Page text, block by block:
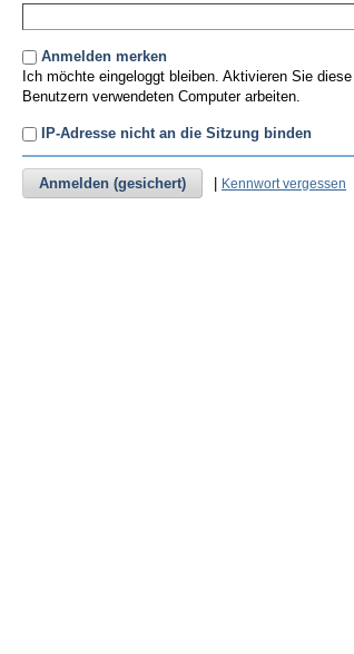
Anmelden merken
Ich möchte eingeloggt bleiben. Aktivieren Sie
Benutzern verwendeten Computer arbeiten.
IP-Adresse nicht an die Sitzung binden
Anmelden (gesichert) Kennwort vergessen